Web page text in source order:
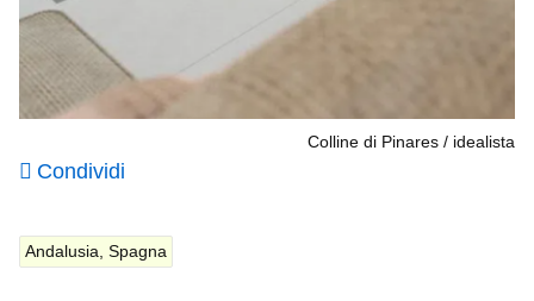
Colline di Pinares idealista
Condividi
Andalusia, Spagna